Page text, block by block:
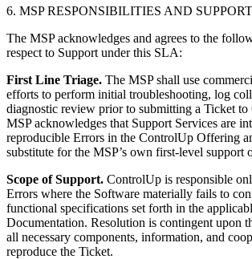
6. MSP RESPONSIBILITIES AND
The MSP acknowledges and agrees to the
respect to Support under this SLA:
First Line Triage. The MSP shall use
efforts to perform initial troubleshooting, log
diagnostic review prior to submitting a Ticket
MSP acknowledges that Support Services are
reproducible Errors in the ControlUp Offering
substitute for the MSP’s own first-level support
Scope of Support. ControlUp is responsible
Errors where the Software materially fails to
functional specifications set forth in the
Documentation. Resolution is contingent upon
all necessary components, information, and
reproduce the Ticket.